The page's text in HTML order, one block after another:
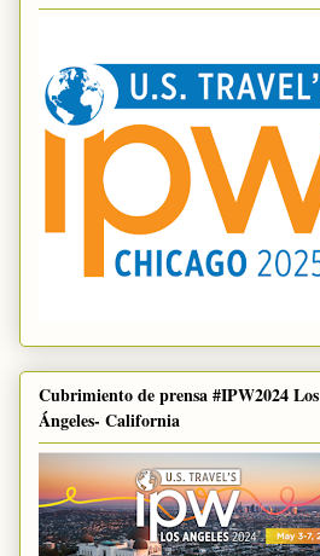
Cubrimiento de prensa #IPW2024 Los
Ángeles- California